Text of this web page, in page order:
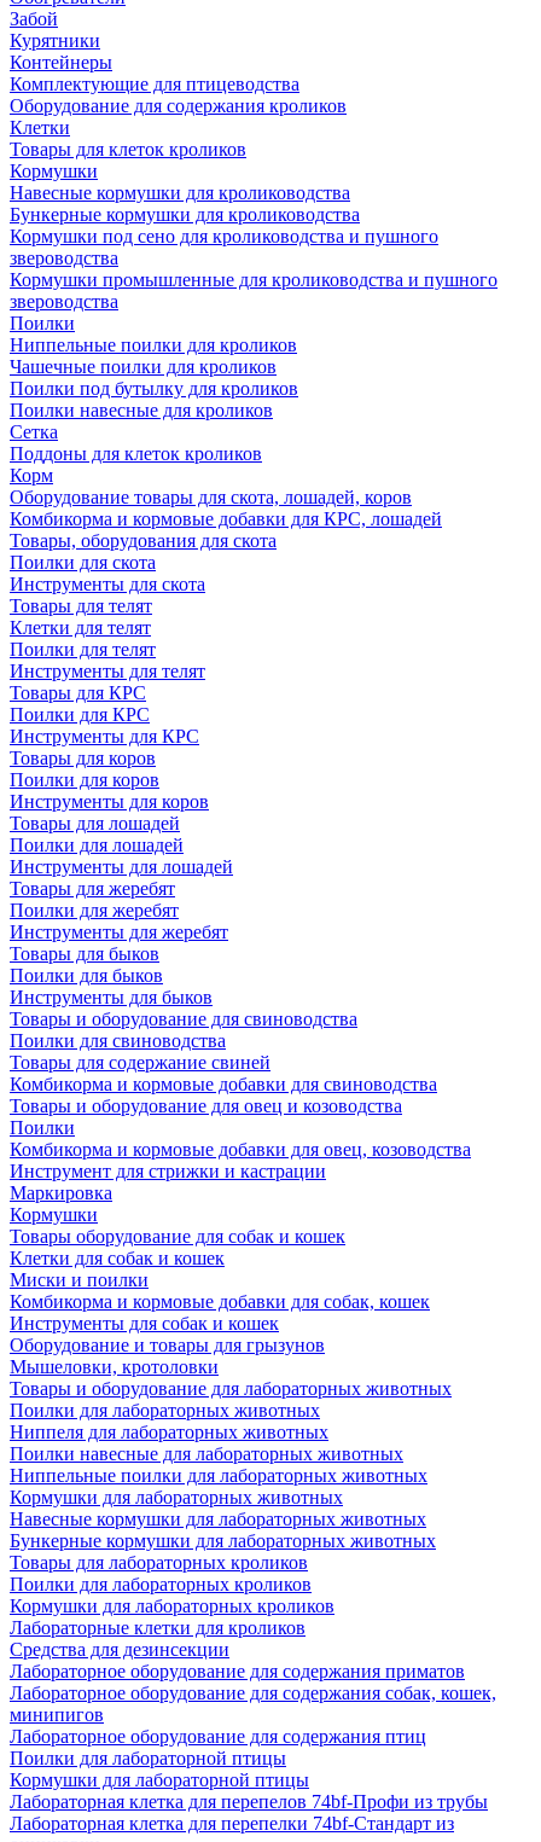
Забой
Курятники
Контейнеры
Комплектующие для птицеводства
Оборудование для содержания кроликов
Клетки
Товары для клеток кроликов
Кормушки
Навесные кормушки для кролиководства
Бункерные кормушки для кролиководства
Кормушки под сено для кролиководства и пушного
звероводства
Кормушки промышленные для кролиководства и пушного
звероводства
Поилки
Ниппельные поилки для кроликов
Чашечные поилки для кроликов
Поилки под бутылку для кроликов
Поилки навесные для кроликов
Сетка
Поддоны для клеток кроликов
Корм
Оборудование товары для скота, лошадей, коров
Комбикорма и кормовые добавки для КРС, лошадей
Товары, оборудования для скота
Поилки для скота
Инструменты для скота
Товары для телят
Клетки для телят
Поилки для телят
Инструменты для телят
Товары для КРС
Поилки для КРС
Инструменты для КРС
Товары для коров
Поилки для коров
Инструменты для коров
Товары для лошадей
Поилки для лошадей
Инструменты для лошадей
Товары для жеребят
Поилки для жеребят
Инструменты для жеребят
Товары для быков
Поилки для быков
Инструменты для быков
Товары и оборудование для свиноводства
Поилки для свиноводства
Товары для содержание свиней
Комбикорма и кормовые добавки для свиноводства
Товары и оборудование для овец и козоводства
Поилки
Комбикорма и кормовые добавки для овец, козоводства
Инструмент для стрижки и кастрации
Маркировка
Кормушки
Товары оборудование для собак и кошек
Клетки для собак и кошек
Миски и поилки
Комбикорма и кормовые добавки для собак, кошек
Инструменты для собак и кошек
Оборудование и товары для грызунов
Мышеловки, кротоловки
Товары и оборудование для лабораторных животных
Поилки для лабораторных животных
Ниппеля для лабораторных животных
Поилки навесные для лабораторных животных
Ниппельные поилки для лабораторных животных
Кормушки для лабораторных животных
Навесные кормушки для лабораторных животных
Бункерные кормушки для лабораторных животных
Товары для лабораторных кроликов
Поилки для лабораторных кроликов
Кормушки для лабораторных кроликов
Лабораторные клетки для кроликов
Средства для дезинсекции
Лабораторное оборудование для содержания приматов
Лабораторное оборудование для содержания собак, кошек,
минипигов
Лабораторное оборудование для содержания птиц
Поилки для лабораторной птицы
Кормушки для лабораторной птицы
Лабораторная клетка для перепелов 74bf-Профи из трубы
Лабораторная клетка для перепелки 74bf-Стандарт из